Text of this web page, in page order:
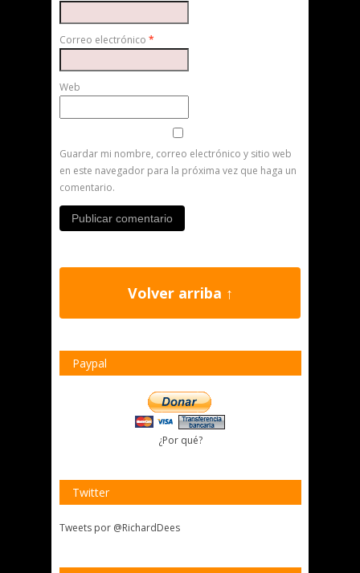
Correo electrónico *
Web
Guardar mi nombre, correo electrónico y sitio web
en este navegador para la próxima vez que haga un
comentario.
Volver arriba ↑
Paypal
¿Por qué?
Twitter
Tweets por @RichardDees